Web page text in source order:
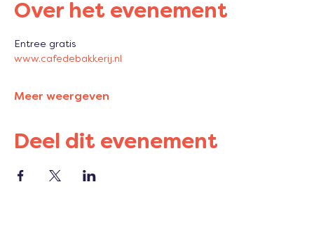
Over het evenement
Entree gratis
www.cafedebakkerij.nl
Meer weergeven
Deel dit evenement